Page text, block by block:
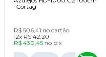
-Cortag
R$ 506,41 no cartão
12x R$ 42,20
R$ 430,45 no pix